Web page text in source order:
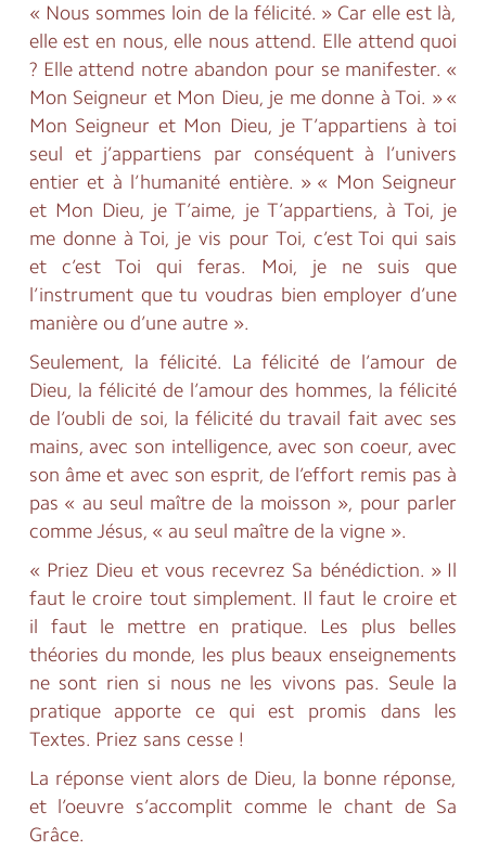
« Nous sommes loin de la félicité. » Car elle est là,
elle est en nous, elle nous attend. Elle attend quoi
? Elle attend notre abandon pour se manifester. «
Mon Seigneur et Mon Dieu, je me donne à Toi. » «
Mon Seigneur et Mon Dieu, je T’appartiens à toi
seul et j’appartiens par conséquent à l’univers
entier et à l’humanité entière. » « Mon Seigneur
et Mon Dieu, je T’aime, je T’appartiens, à Toi, je
me donne à Toi, je vis pour Toi, c’est Toi qui sais
et c’est Toi qui feras. Moi, je ne suis que
l’instrument que tu voudras bien employer d’une
manière ou d’une autre ».
Seulement, la félicité. La félicité de l’amour de
Dieu, la félicité de l’amour des hommes, la félicité
de l’oubli de soi, la félicité du travail fait avec ses
mains, avec son intelligence, avec son coeur, avec
son âme et avec son esprit, de l’effort remis pas à
pas « au seul maître de la moisson », pour parler
comme Jésus, « au seul maître de la vigne ».
« Priez Dieu et vous recevrez Sa bénédiction. » Il
faut le croire tout simplement. Il faut le croire et
il faut le mettre en pratique. Les plus belles
théories du monde, les plus beaux enseignements
ne sont rien si nous ne les vivons pas. Seule la
pratique apporte ce qui est promis dans les
Textes. Priez sans cesse !
La réponse vient alors de Dieu, la bonne réponse,
et l’oeuvre s’accomplit comme le chant de Sa
Grâce.